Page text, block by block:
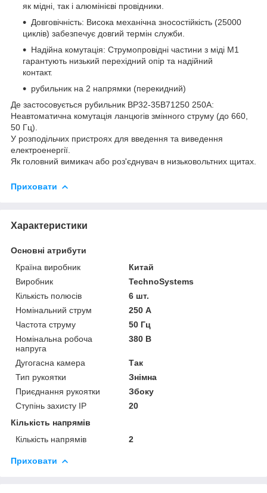
як мідні, так і алюмінієві провідники.
Довговічність: Висока механічна зносостійкість (25000
циклів) забезпечує довгий термін служби.
Надійна комутація: Струмопровідні частини з міді М1
гарантують низький перехідний опір та надійний
контакт.
рубильник на 2 напрямки (перекидний)
Де застосовується рубильник ВР32-35B71250 250А:
Неавтоматична комутація ланцюгів змінного струму (до 660,
50 Гц).
У розподільчих пристроях для введення та виведення
електроенергії.
Як головний вимикач або роз'єднувач в низьковольтних щитах.
Приховати
Характеристики
Основні атрибути
Країна виробник
Китай
Виробник
TechnoSystems
Кількість полюсів
6 шт.
Номінальний струм
250 А
Частота струму
50 Гц
Номінальна робоча
напруга
380 В
Дугогасна камера
Так
Тип рукоятки
Знімна
Приєднання рукоятки
Збоку
Ступінь захисту IP
20
Кількість напрямів
Кількість напрямів
2
Приховати